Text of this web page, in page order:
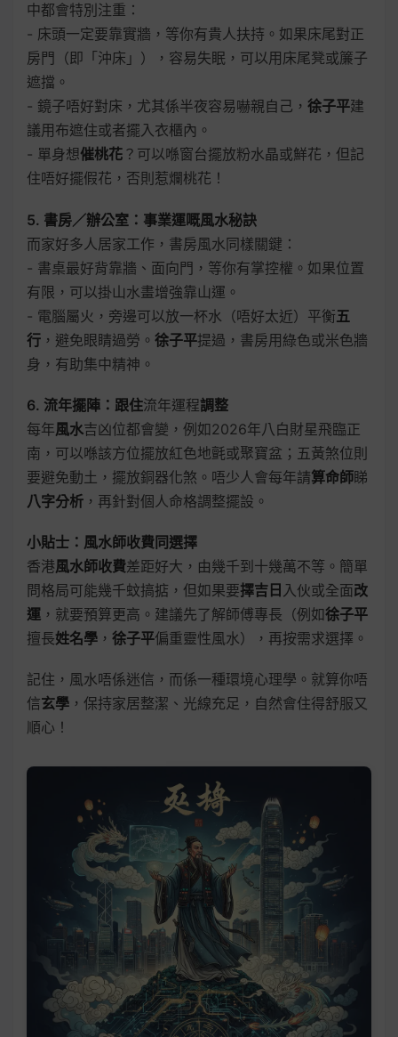
中都會特別注重：
- 床頭一定要靠實牆，等你有貴人扶持。如果床尾對正
房門（即「沖床」），容易失眠，可以用床尾凳或簾子
遮擋。
- 鏡子唔好對床，尤其係半夜容易嚇親自己， 徐子平建
議用布遮住或者擺入衣櫃內。
- 單身想催桃花 ？可以喺窗台擺放粉水晶或鮮花，但記
住唔好擺假花，否則惹爛桃花！
5. 書房／辦公室：事業運嘅風水秘訣
而家好多人居家工作，書房風水同樣關鍵：
- 書桌最好背靠牆、面向門，等你有掌控權。如果位置
有限，可以掛山水畫增強靠山運。
- 電腦屬火，旁邊可以放一杯水（唔好太近）平衡五
行 ，避免眼睛過勞。 徐子平提過，書房用綠色或米色牆
身，有助集中精神。
6. 流年擺陣：跟住流年運程調整
每年風水吉凶位都會變，例如2026年八白財星飛臨正
南，可以喺該方位擺放紅色地氈或聚寶盆；五黃煞位則
要避免動土，擺放銅器化煞。唔少人會每年請算命師睇
八字分析 ，再針對個人命格調整擺設。
小貼士：風水師收費同選擇
香港風水師收費差距好大，由幾千到十幾萬不等。簡單
問格局可能幾千蚊搞掂，但如果要擇吉日 入伙或全面改
運 ，就要預算更高。建議先了解師傅專長（例如徐子平
擅長姓名學 ， 徐子平偏重靈性風水），再按需求選擇。
記住，風水唔係迷信，而係一種環境心理學。就算你唔
信玄學 ，保持家居整潔、光線充足，自然會住得舒服又
順心！